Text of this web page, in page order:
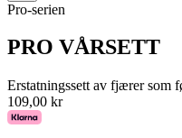
Pro-serien
PRO VÅRSETT
Erstatningssett av fjærer som
109,00 kr